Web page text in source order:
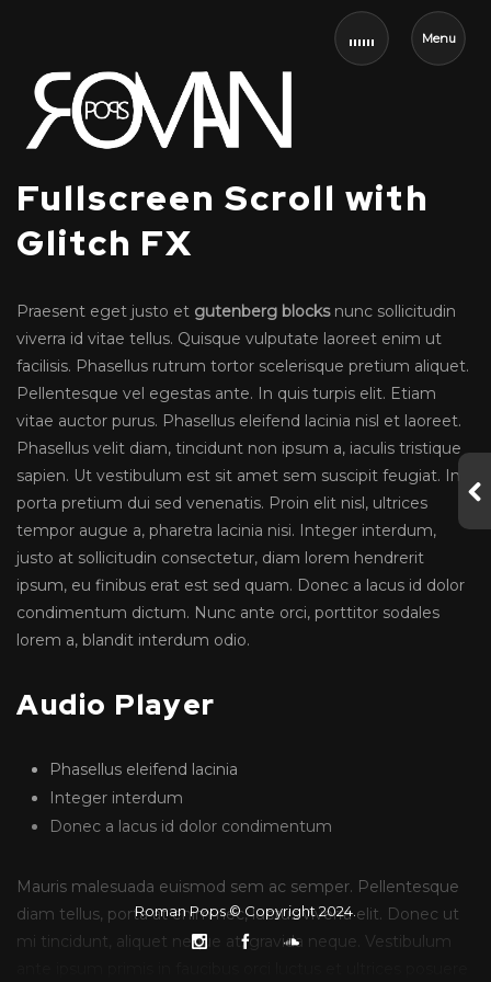
Menu
Fullscreen Scroll with
Glitch FX
Praesent eget justo et gutenberg blocksnunc sollicitudin
viverra id vitae tellus. Quisque vulputate laoreet enim ut
facilisis. Phasellus rutrum tortor scelerisque pretium aliquet.
Pellentesque vel egestas ante. In quis turpis elit. Etiam
vitae auctor purus. Phasellus eleifend lacinia nisl et laoreet.
Phasellus velit diam, tincidunt non ipsum a, iaculis tristique
sapien. Ut vestibulum est sit amet sem suscipit feugiat. In
porta pretium dui sed venenatis. Proin elit nisl, ultrices
tempor augue a, pharetra lacinia nisi. Integer interdum,
justo at sollicitudin consectetur, diam lorem hendrerit
ipsum, eu finibus erat est sed quam. Donec a lacus id dolor
condimentum dictum. Nunc ante orci, porttitor sodales
lorem a, blandit interdum odio.
Audio Player
Phasellus eleifend lacinia
Integer interdum
Donec a lacus id dolor condimentum
Mauris malesuada euismod sem ac semper. Pellentesque
diam tellus, porta at enim nec, luctus viverra elit. Donec ut
mi tincidunt, aliquet neque at, gravida neque. Vestibulum
Roman Pops © Copyright 2024.